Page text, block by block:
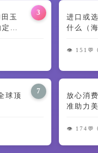
3
田玉
义
进口或
什么（
👁️ 151 💬
7
球顶
放心消
准助力
👁️ 174 💬